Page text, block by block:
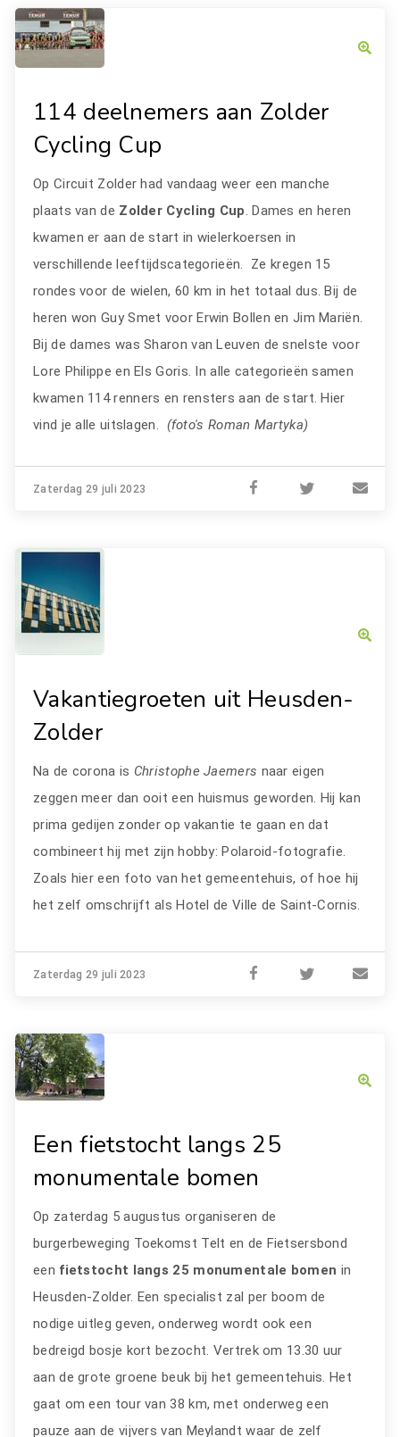
114 deelnemers aan Zolder
Cycling Cup
Op Circuit Zolder had vandaag weer een manche
plaats van de Zolder Cycling Cup. Dames en heren
kwamen er aan de start in wielerkoersen in
verschillende leeftijdscategorieën. Ze kregen 15
rondes voor de wielen, 60 km in het totaal dus. Bij de
heren won Guy Smet voor Erwin Bollen en Jim Mariën.
Bij de dames was Sharon van Leuven de snelste voor
Lore Philippe en Els Goris. In alle categorieën samen
kwamen 114 renners en rensters aan de start. Hier
vind je alle uitslagen. (foto's Roman Martyka)
Zaterdag 29 juli 2023
Vakantiegroeten uit Heusden-
Zolder
Na de corona is Christophe Jaemers naar eigen
zeggen meer dan ooit een huismus geworden. Hij kan
prima gedijen zonder op vakantie te gaan en dat
combineert hij met zijn hobby: Polaroid-fotografie.
Zoals hier een foto van het gemeentehuis, of hoe hij
het zelf omschrijft als Hotel de Ville de Saint-Cornis.
Zaterdag 29 juli 2023
Een fietstocht langs 25
monumentale bomen
Op zaterdag 5 augustus organiseren de
burgerbeweging Toekomst Telt en de Fietsersbond
een fietstocht langs 25 monumentale bomen in
Heusden-Zolder. Een specialist zal per boom de
nodige uitleg geven, onderweg wordt ook een
bedreigd bosje kort bezocht. Vertrek om 13.30 uur
aan de grote groene beuk bij het gemeentehuis. Het
gaat om een tour van 38 km, met onderweg een
pauze aan de vijvers van Meylandt waar de zelf